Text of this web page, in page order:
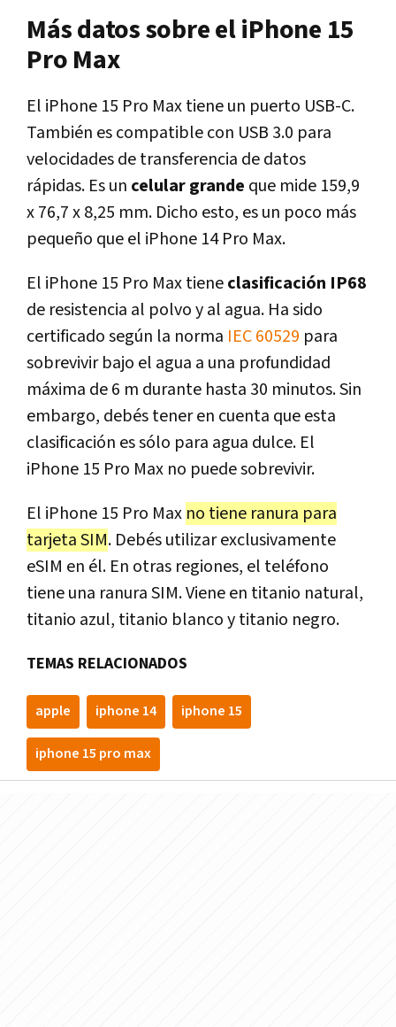
Más datos sobre el iPhone 15
Pro Max
El iPhone 15 Pro Max tiene un puerto USB-C.
También es compatible con USB 3.0 para
velocidades de transferencia de datos
rápidas. Es un celular grande que mide 159,9
x 76,7 x 8,25 mm. Dicho esto, es un poco más
pequeño que el iPhone 14 Pro Max.
El iPhone 15 Pro Max tieneclasificación IP68
de resistencia al polvo y al agua. Ha sido
certificado según la norma IEC 60529 para
sobrevivir bajo el agua a una profundidad
máxima de 6 m durante hasta 30 minutos. Sin
embargo, debés tener en cuenta que esta
clasificación es sólo para agua dulce. El
iPhone 15 Pro Max no puede sobrevivir.
El iPhone 15 Pro Max no tiene ranura para
tarjeta SIM. Debés utilizar exclusivamente
eSIM en él. En otras regiones, el teléfono
tiene una ranura SIM. Viene en titanio natural,
titanio azul, titanio blanco y titanio negro.
TEMAS RELACIONADOS
apple iphone 14 iphone 15
iphone 15 pro max